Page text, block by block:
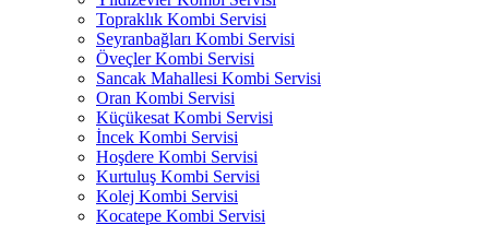
Topraklık Kombi Servisi
Seyranbağları Kombi Servisi
Öveçler Kombi Servisi
Sancak Mahallesi Kombi Servisi
Oran Kombi Servisi
Küçükesat Kombi Servisi
İncek Kombi Servisi
Hoşdere Kombi Servisi
Kurtuluş Kombi Servisi
Kolej Kombi Servisi
Kocatepe Kombi Servisi